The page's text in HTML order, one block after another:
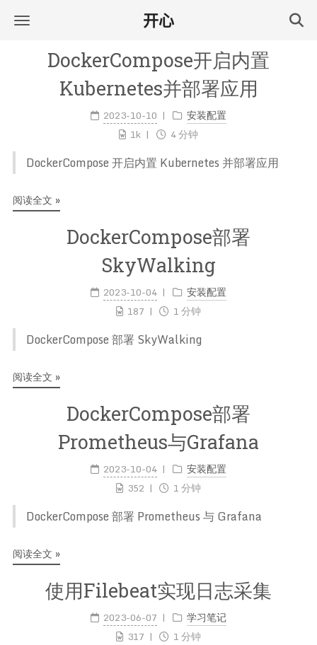
开心
DockerCompose开启内置
Kubernetes并部署应用
2023-10-10
安装配置
1k
4 分钟
DockerCompose 开启内置 Kubernetes 并部署应用
阅读全文 »
DockerCompose部署
SkyWalking
2023-10-04
安装配置
187
1 分钟
DockerCompose 部署 SkyWalking
阅读全文 »
DockerCompose部署
Prometheus与Grafana
2023-10-04
安装配置
352
1 分钟
DockerCompose 部署 Prometheus 与 Grafana
阅读全文 »
使用Filebeat实现日志采集
2023-06-07
学习笔记
317
1 分钟